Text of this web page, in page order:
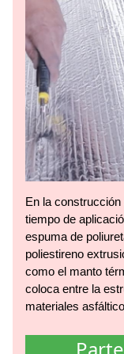
En la
tiempo de
espuma de
poliestireno
como el manto
coloca entre la
materiales